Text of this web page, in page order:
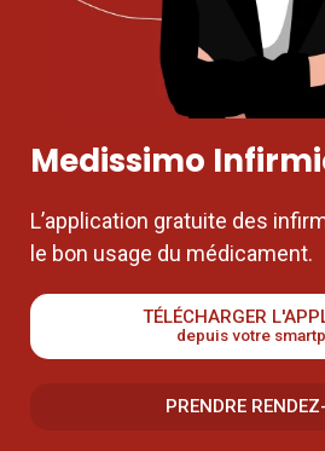
Medissimo
L’application gratuite des
le bon usage du médicament.
TÉLÉCHARGER
depuis votre
PRENDRE